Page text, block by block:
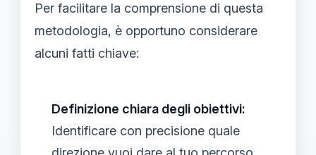
Per facilitare la comprensione di questa
metodologia, è opportuno considerare
alcuni fatti chiave:
Definizione chiara degli obiettivi:
Identificare con precisione quale